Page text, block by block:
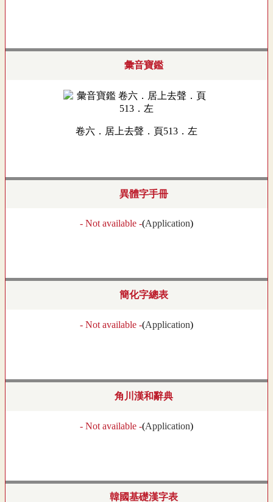
彙音寶鑑
卷六．居上去聲．頁513．左
異體字手冊
- Not available -(Application)
簡化字總表
- Not available -(Application)
角川漢和辭典
- Not available -(Application)
韓國基礎漢字表